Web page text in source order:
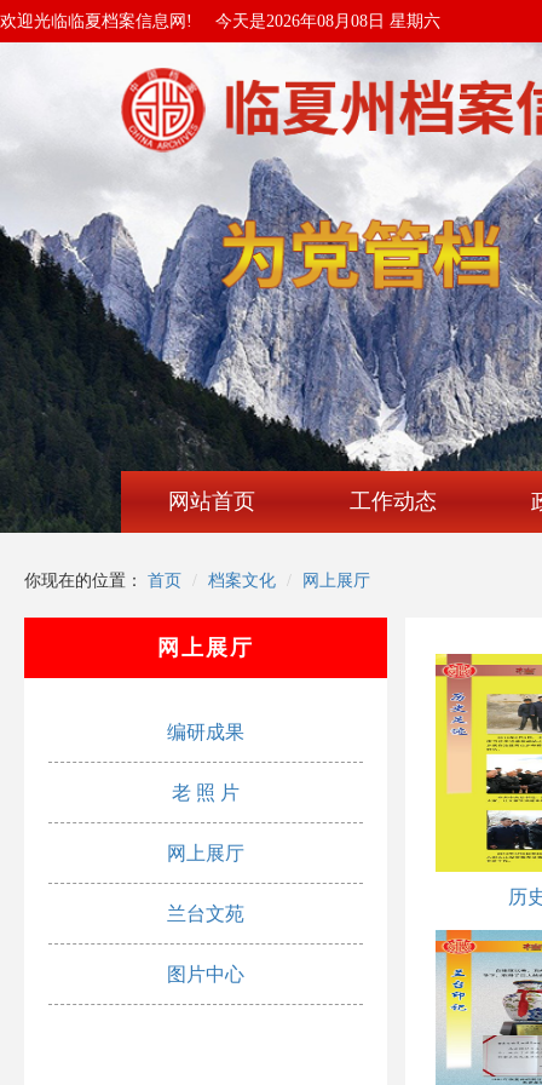
欢迎光临临夏档案信息网! 今天是2026年08月08日 星期六
网站首页 工作动态
你现在的位置： 首页 档案文化 网上展厅
网上展厅
编研成果
老 照 片
网上展厅
兰台文苑
图片中心
历